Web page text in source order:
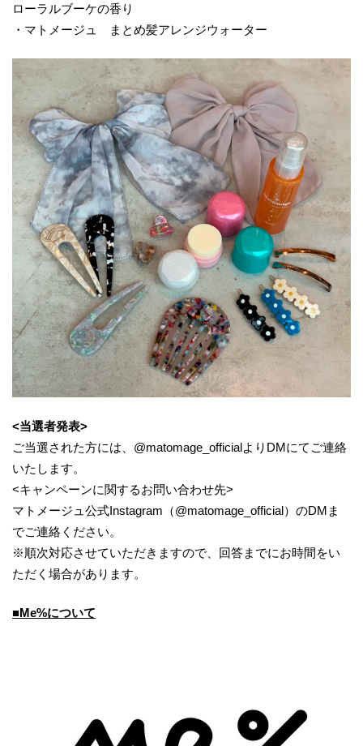
ローラルブーケの香り
・マトメージュ まとめ髪アレンジウォーター
<当選者発表>
ご当選された方には、@matomage_officialよりDMにてご連絡
いたします。
<キャンペーンに関するお問い合わせ先>
マトメージュ公式Instagram（@matomage_official）のDMま
でご連絡ください。
※順次対応させていただきますので、回答までにお時間をい
ただく場合があります。
■Me%について